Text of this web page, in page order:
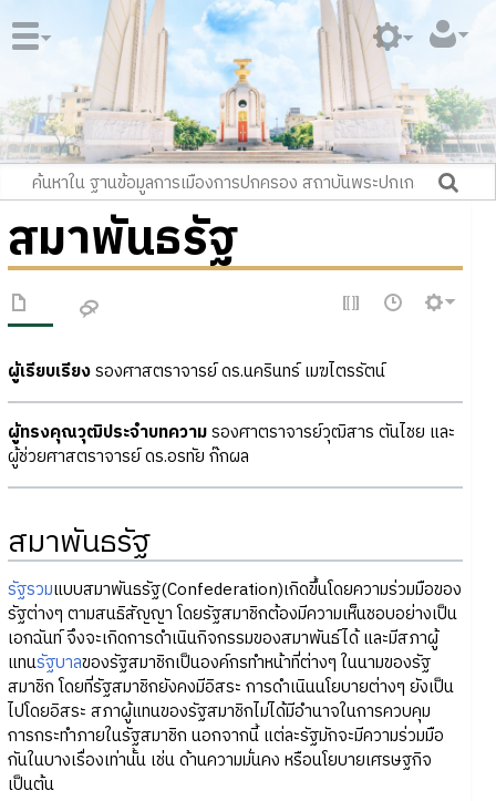
สมาพันธรัฐ
ผู้เรียบเรียงรองศาสตราจารย์ ดร.นครินทร์ เมฆไตรรัตน์
ผู้ทรงคุณวุฒิประจำบทความรองศาตราจารย์วุฒิสาร ตันไชย และ
ผู้ช่วยศาสตราจารย์ ดร.อรทัย ก๊กผล
สมาพันธรัฐ
รัฐรวมแบบสมาพันธรัฐ(Confederation)เกิดขึ้นโดยความร่วมมือของ
รัฐต่างๆ ตามสนธิสัญญา โดยรัฐสมาชิกต้องมีความเห็นชอบอย่างเป็น
เอกฉันท์ จึงจะเกิดการดำเนินกิจกรรมของสมาพันธ์ได้ และมีสภาผู้
แทนรัฐบาลของรัฐสมาชิกเป็นองค์กรทำหน้าที่ต่างๆ ในนามของรัฐ
สมาชิก โดยที่รัฐสมาชิกยังคงมีอิสระ การดำเนินนโยบายต่างๆ ยังเป็น
ไปโดยอิสระ สภาผู้แทนของรัฐสมาชิกไม่ได้มีอำนาจในการควบคุม
การกระทำภายในรัฐสมาชิก นอกจากนี้ แต่ละรัฐมักจะมีความร่วมมือ
กันในบางเรื่องเท่านั้น เช่น ด้านความมั่นคง หรือนโยบายเศรษฐกิจ
เป็นต้น